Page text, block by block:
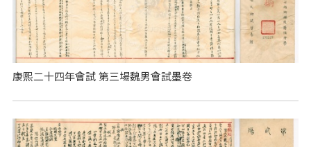
康熙二十四年會試 第三場魏男會試墨卷